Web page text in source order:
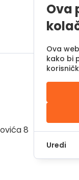
8
Sub
Ova
Ova
kako bi
Uredi